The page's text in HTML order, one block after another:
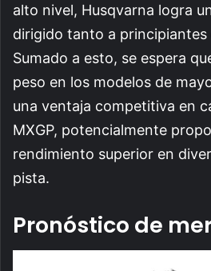
alto nivel, Husqvarna logra
dirigido tanto a
Sumado a esto, se espera
peso en los modelos de
una ventaja competitiva en
MXGP, potencialmente
rendimiento superior en
pista.
Pronóstico de